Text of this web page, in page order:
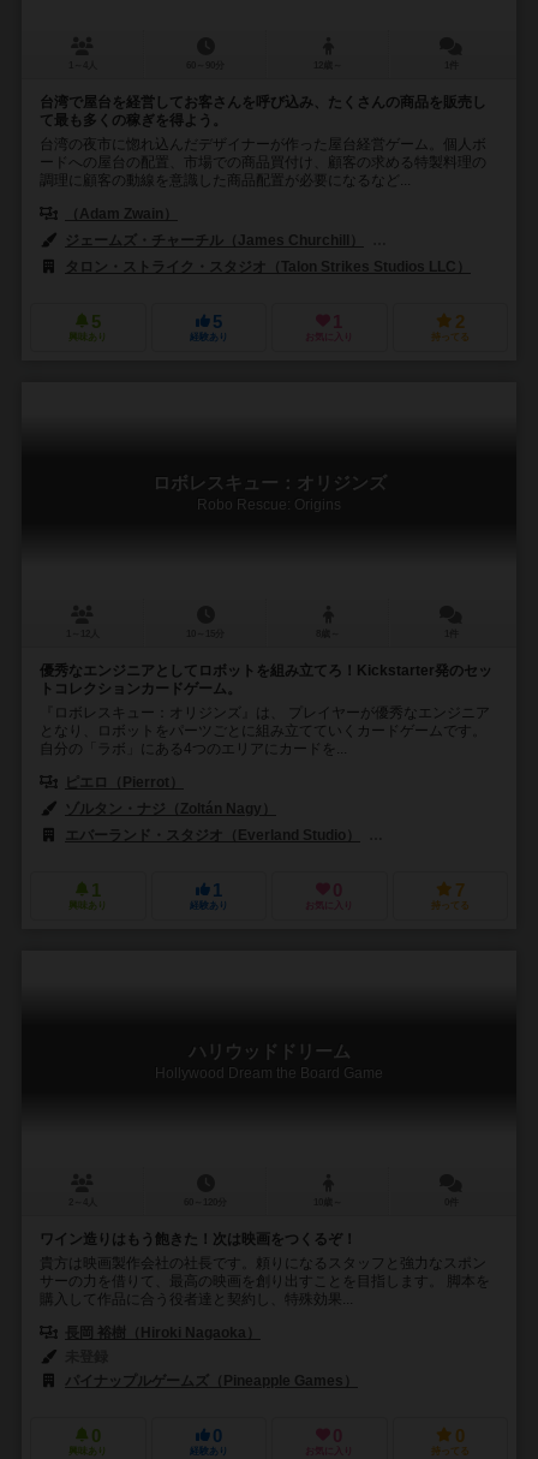
台湾で屋台を経営してお客さんを呼び込み、たくさんの商品を販売し
て最も多くの稼ぎを得よう。
台湾の夜市に惚れ込んだデザイナーが作った屋台経営ゲーム。個人ボ
ードへの屋台の配置、市場での商品買付け、顧客の求める特製料理の
調理に顧客の動線を意識した商品配置が必要になるなど...
（Adam Zwain）
ジェームズ・チャーチル（James Churchill）
タロン・ストライク・スタジオ（Talon Strikes Studios LLC）
5
興味あり
5
経験あり
1
お気に入り
2
持ってる
ロボレスキュー：オリジンズ
Robo Rescue: Origins
優秀なエンジニアとしてロボットを組み立てろ！Kickstarter発のセッ
トコレクションカードゲーム。
『ロボレスキュー：オリジンズ』は、 プレイヤーが優秀なエンジニア
となり、ロボットをパーツごとに組み立てていくカードゲームです。
自分の「ラボ」にある4つのエリアにカードを...
ピエロ（Pierrot）
ゾルタン・ナジ（Zoltán Nagy）
エバーランド・スタジオ（Everland Studio）
1
興味あり
1
経験あり
0
お気に入り
7
持ってる
ハリウッドドリーム
Hollywood Dream the Board Game
ワイン造りはもう飽きた！次は映画をつくるぞ！
貴方は映画製作会社の社長です。頼りになるスタッフと強力なスポン
サーの力を借りて、最高の映画を創り出すことを目指します。 脚本を
購入して作品に合う役者達と契約し、特殊効果...
長岡 裕樹（Hiroki Nagaoka）
パイナップルゲームズ（Pineapple Games）
0
興味あり
0
経験あり
0
お気に入り
0
持ってる